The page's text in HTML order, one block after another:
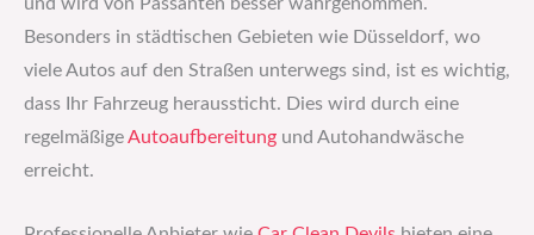
und wird von Passanten besser wahrgenommen.
Besonders in städtischen Gebieten wie Düsseldorf, wo
viele Autos auf den Straßen unterwegs sind, ist es wichtig,
dass Ihr Fahrzeug heraussticht. Dies wird durch eine
regelmäßige Autoaufbereitung und Autohandwäsche
erreicht.